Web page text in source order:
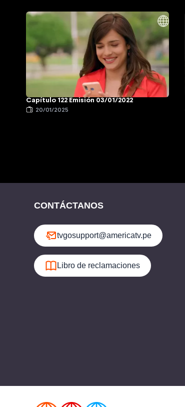
Capítulo 122 Emisión 03/01/2022
20/01/2025
CONTÁCTANOS
tvgosupport@americatv.pe
Libro de reclamaciones